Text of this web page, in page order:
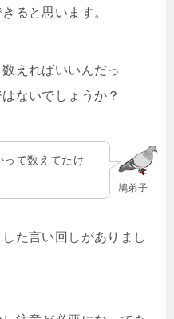
ると思います。
えればいいんだっ
ないでしょうか？
鳩弟子
て数えてたけ
た言い回しがありまし